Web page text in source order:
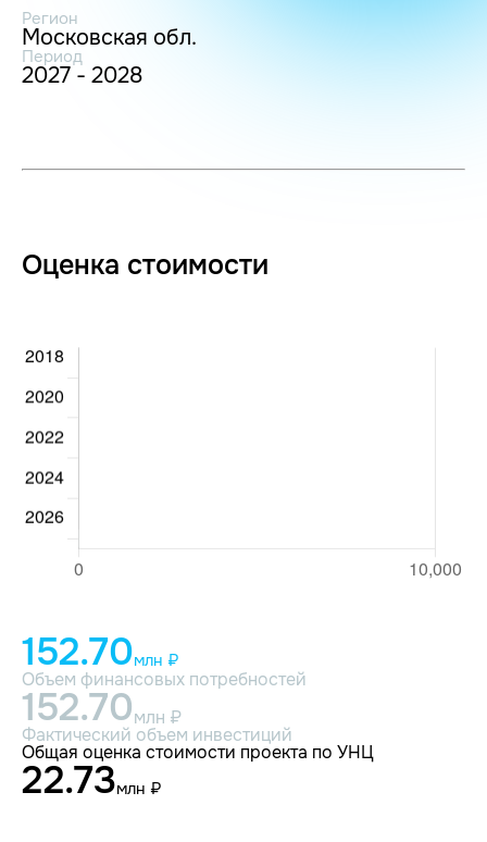
Регион
Московская обл.
Период
2027 - 2028
Оценка стоимости
152.70млн ₽
Объем финансовых потребностей
152.70млн ₽
Фактический объем инвестиций
Общая оценка стоимости проекта по УНЦ
22.73млн ₽